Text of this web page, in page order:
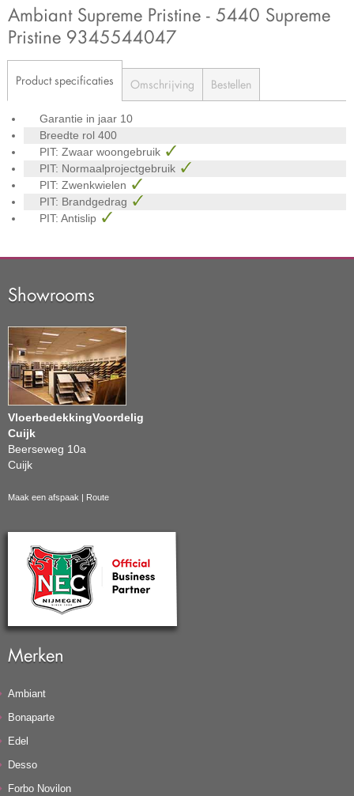
Ambiant Supreme Pristine - 5440 Supreme
Pristine 9345544047
Product specificaties Omschrijving Bestellen
Garantie in jaar 10
Breedte rol 400
PIT: Zwaar woongebruik
PIT: Normaalprojectgebruik
PIT: Zwenkwielen
PIT: Brandgedrag
PIT: Antislip
Showrooms
VloerbedekkingVoordelig
Cuijk
Beerseweg 10a
Cuijk
Maak een afspaak Route
Merken
Ambiant
Bonaparte
Edel
Desso
Forbo Novilon